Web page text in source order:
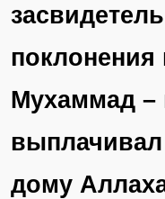
Мухаммад –
дому